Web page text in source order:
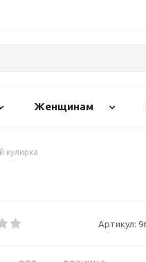
Женщинам
кулирка
Артикул: